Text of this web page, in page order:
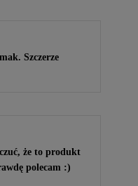
Szczerze
że to produkt
polecam :)